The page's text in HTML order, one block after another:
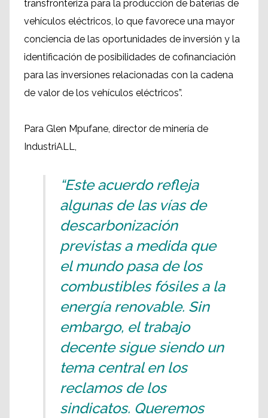
transfronteriza para la producción de baterías de
vehículos eléctricos, lo que favorece una mayor
conciencia de las oportunidades de inversión y la
identificación de posibilidades de cofinanciación
para las inversiones relacionadas con la cadena
de valor de los vehículos eléctricos”.
Para Glen Mpufane, director de minería de
IndustriALL,
“Este acuerdo refleja
algunas de las vías de
descarbonización
previstas a medida que
el mundo pasa de los
combustibles fósiles a la
energía renovable. Sin
embargo, el trabajo
decente sigue siendo un
tema central en los
reclamos de los
sindicatos. Queremos